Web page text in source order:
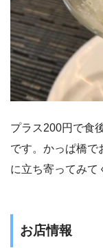
プラス200円で食
です。かっぱ橋で
に立ち寄ってみて
お店情報